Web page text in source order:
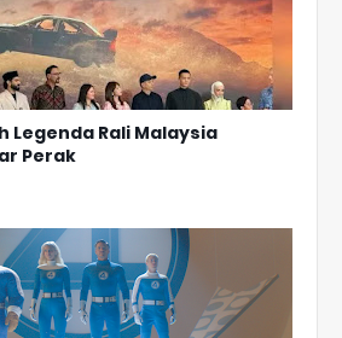
Legenda Rali Malaysia
Perak